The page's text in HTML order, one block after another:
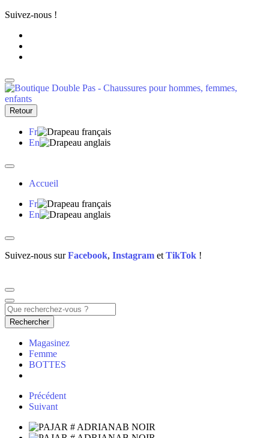
Suivez-nous !
Retour
Fr
En
Accueil
Fr
En
Suivez-nous surFacebook, Instagram et TikTok !
Rechercher
Magasinez
Femme
BOTTES
Précédent
Suivant